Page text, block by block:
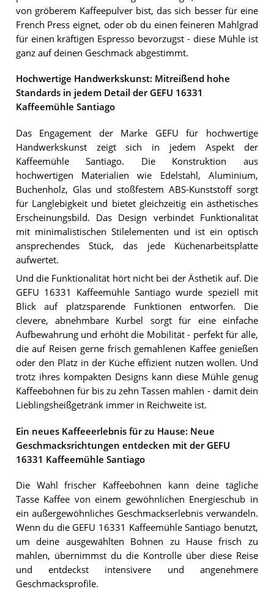
von gröberem Kaffeepulver bist, das sich besser für eine
French Press eignet, oder ob du einen feineren Mahlgrad
für einen kräftigen Espresso bevorzugst - diese Mühle ist
ganz auf deinen Geschmack abgestimmt.
Hochwertige Handwerkskunst: Mitreißend hohe
Standards in jedem Detail der GEFU 16331
Kaffeemühle Santiago
Das Engagement der Marke GEFU für hochwertige
Handwerkskunst zeigt sich in jedem Aspekt der
Kaffeemühle Santiago. Die Konstruktion aus
hochwertigen Materialien wie Edelstahl, Aluminium,
Buchenholz, Glas und stoßfestem ABS-Kunststoff sorgt
für Langlebigkeit und bietet gleichzeitig ein ästhetisches
Erscheinungsbild. Das Design verbindet Funktionalität
mit minimalistischen Stilelementen und ist ein optisch
ansprechendes Stück, das jede Küchenarbeitsplatte
aufwertet.
Und die Funktionalität hört nicht bei der Ästhetik auf. Die
GEFU 16331 Kaffeemühle Santiago wurde speziell mit
Blick auf platzsparende Funktionen entworfen. Die
clevere, abnehmbare Kurbel sorgt für eine einfache
Aufbewahrung und erhöht die Mobilität - perfekt für alle,
die auf Reisen gerne frisch gemahlenen Kaffee genießen
oder den Platz in der Küche effizient nutzen wollen. Und
trotz ihres kompakten Designs kann diese Mühle genug
Kaffeebohnen für bis zu zehn Tassen mahlen - damit dein
Lieblingsheißgetränk immer in Reichweite ist.
Ein neues Kaffeeerlebnis für zu Hause: Neue
Geschmacksrichtungen entdecken mit der GEFU
16331 Kaffeemühle Santiago
Die Wahl frischer Kaffeebohnen kann deine tägliche
Tasse Kaffee von einem gewöhnlichen Energieschub in
ein außergewöhnliches Geschmackserlebnis verwandeln.
Wenn du die GEFU 16331 Kaffeemühle Santiago benutzt,
um deine ausgewählten Bohnen zu Hause frisch zu
mahlen, übernimmst du die Kontrolle über diese Reise
und entdeckst intensivere und angenehmere
Geschmacksprofile.